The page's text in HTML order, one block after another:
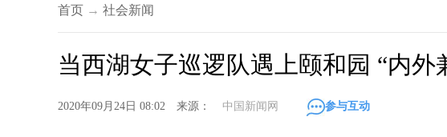
首页 → 社会新闻
当西湖女子巡逻队遇上颐和园 “内外
2020年09月24日 08:02 来源： 中国新闻网 参与互动